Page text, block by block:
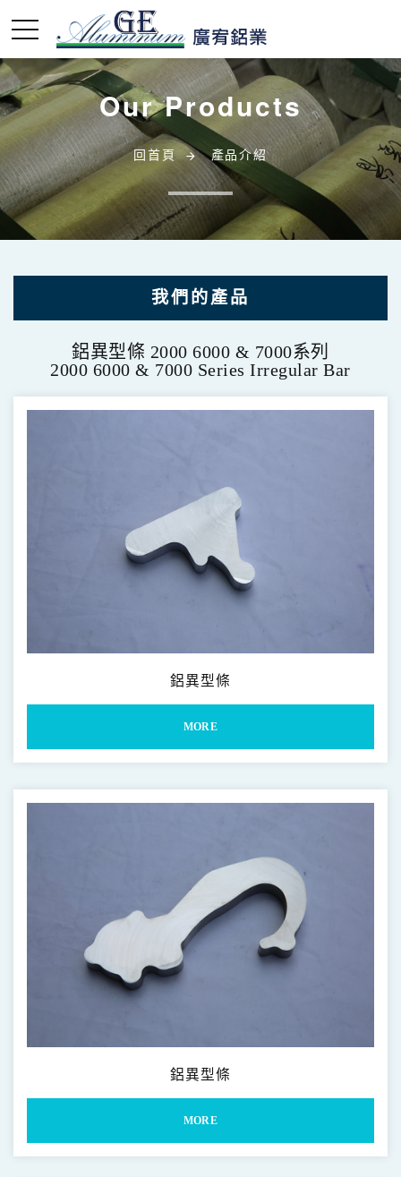
Our Products
回首頁 產品介紹
我們的產品
鋁無縫圓管 2000 6000 & 7000 系列
2000 6000 & 7000 Series Seamless Tube
2000 6000 & 7000 Series Irregular Bar
鋁有縫異型管
2000 6000 & 7000 Series Shaped Irregular Tube
鋁無縫異型管 2000 6000 & 7000系列
鋁平板條 2000 6000 & 7000系列
2000 6000 & 7000 Series Flat Bar
鋁異型條 2000 6000 & 7000系列
2000 6000 & 7000 Series Irregular Bar
鋁異型條
MORE
鋁異型條
MORE